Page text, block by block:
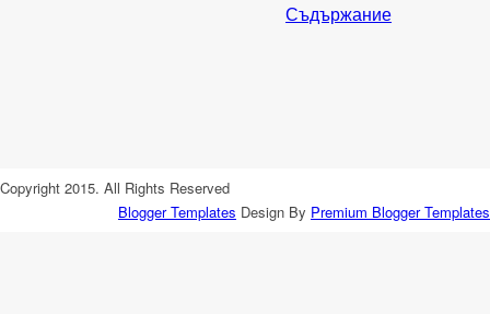
Съдържание
Copyright 2015. All Rights Reserved
Blogger Templates Design By Premium Blogger Templates